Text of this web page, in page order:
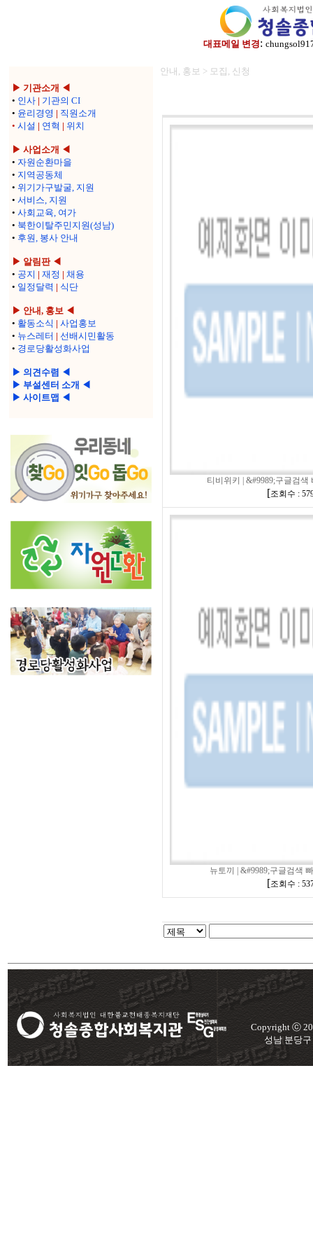
대표메일 변경:
▶ 기관소개 ◀
• 인사 | 기관의 CI
• 윤리경영 | 직원소개
• 시설 | 연혁 | 위치
▶ 사업소개 ◀
• 자원순환마을
• 지역공동체
• 위기가구발굴, 지원
• 서비스, 지원
• 사회교육, 여가
• 북한이탈주민지원(성남)
• 후원, 봉사 안내
▶ 알림판 ◀
• 공지 | 재정 | 채용
• 일정달력 | 식단
▶ 안내, 홍보 ◀
• 활동소식 | 사업홍보
• 뉴스레터 | 선배시민활동
• 경로당활성화사업
▶ 의견수렴 ◀
▶ 부설센터 소개 ◀
▶ 사이트맵 ◀
안내, 홍보 > 모집, 신청
티비위키 | &#9989;구글검색
[조회수 :
뉴토끼 | &#9989;구글검색
[조회수 :
Copyright ⓒ
성남 분당구